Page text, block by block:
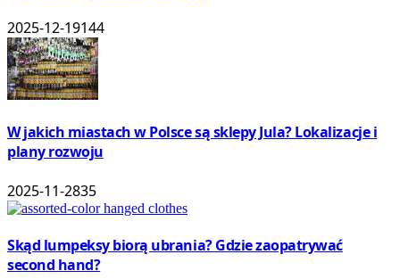
2025-12-19144
W jakich miastach w Polsce są sklepy Jula? Lokalizacje i
plany rozwoju
2025-11-2835
Skąd lumpeksy biorą ubrania? Gdzie zaopatrywać
second hand?